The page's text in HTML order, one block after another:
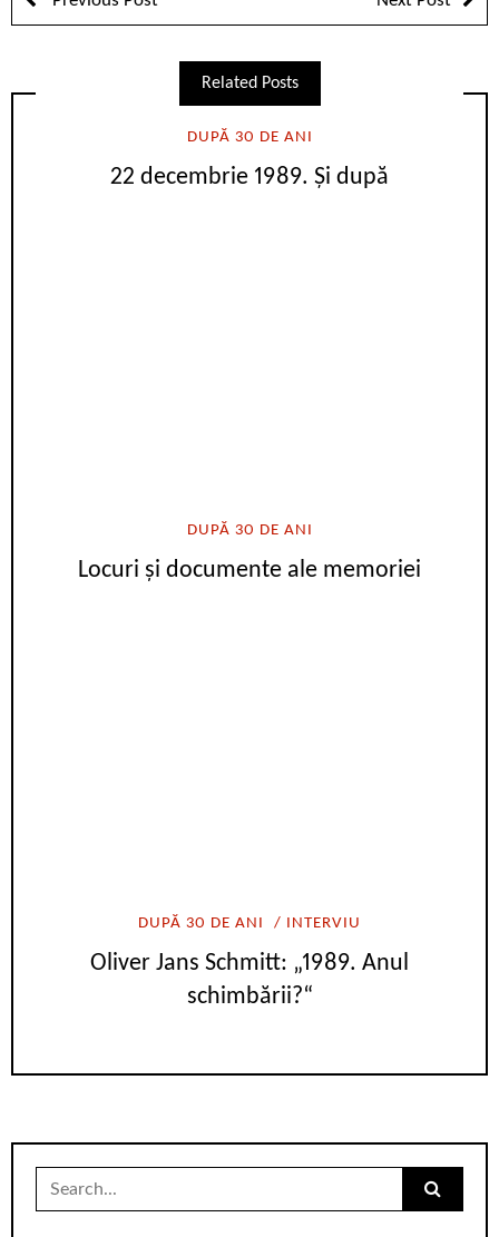
Related Posts
DUPĂ 30 DE ANI
22 decembrie 1989. Și după
DUPĂ 30 DE ANI
Locuri și documente ale memoriei
DUPĂ 30 DE ANI INTERVIU
Oliver Jans Schmitt: „1989. Anul
schimbării?“
Search